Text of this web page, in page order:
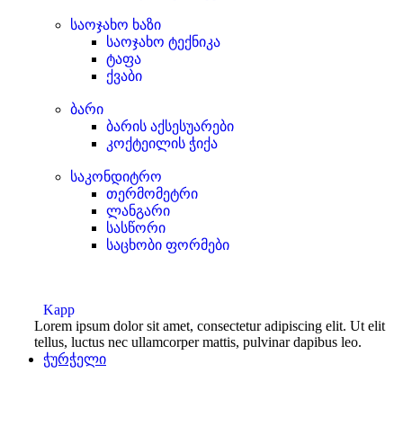
საოჯახო ხაზი
საოჯახო ტექნიკა
ტაფა
ქვაბი
ბარი
ბარის აქსესუარები
კოქტეილის ჭიქა
საკონდიტრო
თერმომეტრი
ლანგარი
სასწორი
საცხობი ფორმები
Kapp
Lorem ipsum dolor sit amet, consectetur adipiscing elit. Ut elit
tellus, luctus nec ullamcorper mattis, pulvinar dapibus leo.
ჭურჭელი